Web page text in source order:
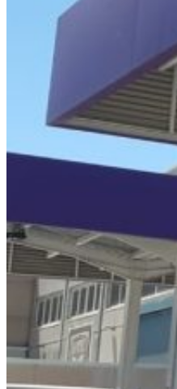
Todo nuestro
Somos por
Fundación
A través de
Compromisos